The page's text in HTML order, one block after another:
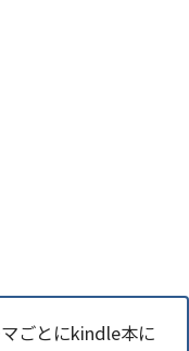
ごとにkindle本に